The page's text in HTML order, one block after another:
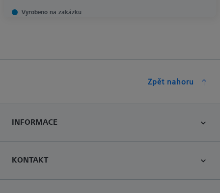
Vyrobeno na zakázku
Zpět nahoru
INFORMACE
KONTAKT